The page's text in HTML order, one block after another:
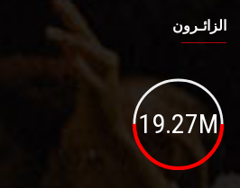
الزائـرون
19.27M